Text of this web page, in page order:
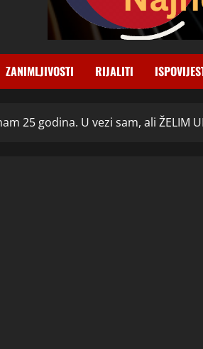
ZANIMLJIVOSTI RIJALITI
25 godina. U vezi sam, ali ŽELIM